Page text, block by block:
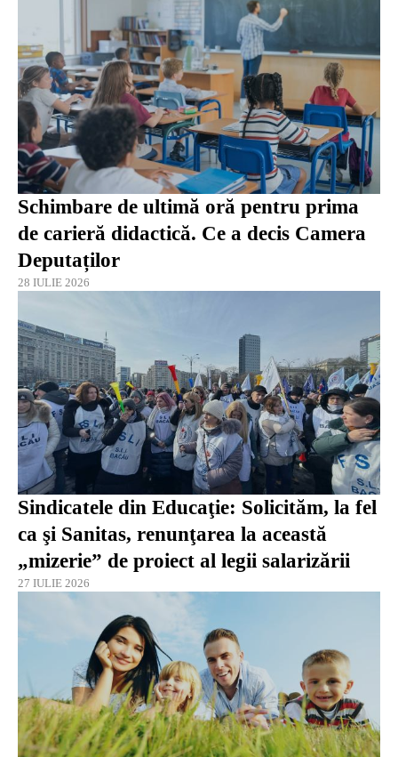
Schimbare de ultimă oră pentru prima
de carieră didactică. Ce a decis Camera
Deputaților
28 IULIE 2026
Sindicatele din Educaţie: Solicităm, la fel
ca şi Sanitas, renunţarea la această
„mizerie” de proiect al legii salarizării
27 IULIE 2026